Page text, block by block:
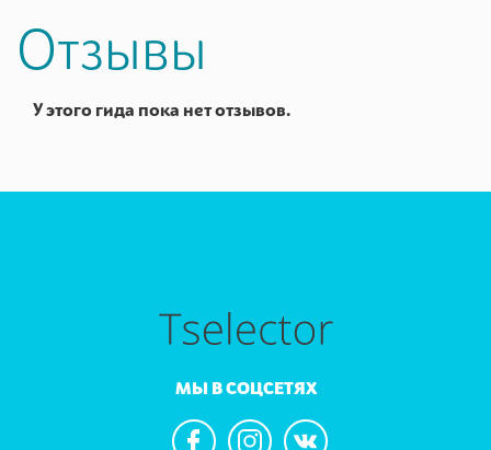
Отзывы
У этого гида пока нет отзывов.
МЫ В СОЦСЕТЯХ